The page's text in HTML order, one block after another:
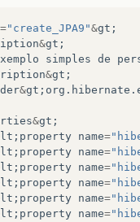
="create_JPA9"&gt ;
&gt ;
simples de
&gt ;
&gt ; org . hibernate .
&gt ;
lt ; property name=
lt ; property name=
lt ; property name=
lt ; property name=
lt ; property name=
lt ; property name=